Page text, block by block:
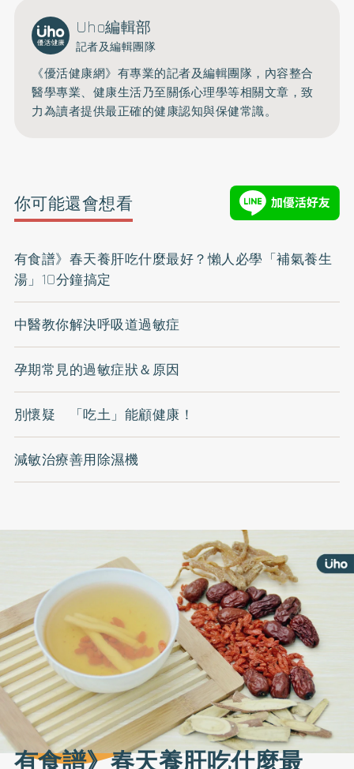
Uho編輯部
記者及編輯團隊
《優活健康網》有專業的記者及編輯團隊，內容整合
醫學專業、健康生活乃至關係心理學等相關文章，致
力為讀者提供最正確的健康認知與保健常識。
你可能還會想看
有食譜》春天養肝吃什麼最好？懶人必學「補氣養生
湯」10分鐘搞定
中醫教你解決呼吸道過敏症
孕期常見的過敏症狀＆原因
別懷疑 「吃土」能顧健康！
減敏治療善用除濕機